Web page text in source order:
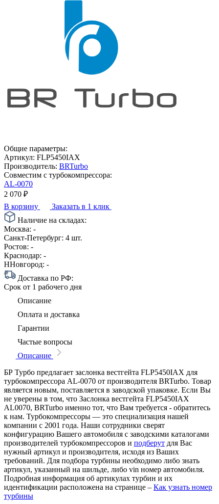
Общие параметры:
Артикул: FLP5450IAX
Производитель: BRTurbo
Совместим с турбокомпрессора:
AL-0070
2 070 ₽
В корзину
Заказать в 1 клик
Наличие на складах:
Москва: -
Санкт-Петербург: 4 шт.
Ростов: -
Краснодар: -
ННовгород: -
Доставка по РФ:
Срок от 1 рабочего дня
Описание
Оплата и доставка
Гарантии
Частые вопросы
Описание
БР Турбо предлагает заслонка вестгейта FLP5450IAX для
турбокомпрессора AL-0070 от производителя BRTurbo. Товар
является новым, поставляется в заводской упаковке. Если Вы
не уверены в том, что Заслонка вестгейта FLP5450IAX
AL0070, BRTurbo именно тот, что Вам требуется - обратитесь
к нам. Турбокомпрессоры — это специализация нашей
компании с 2001 года. Наши сотрудники сверят
конфигурацию Вашего автомобиля с заводскими каталогами
производителей турбокомпрессоров и подберут для Вас
нужный артикул и производителя, исходя из Ваших
требований. Для подбора турбины необходимо либо знать
артикул, указанный на шильде, либо vin номер автомобиля.
Подробная информация об артикулах турбин и их
идентификации расположена на странице – Как узнать номер
турбины